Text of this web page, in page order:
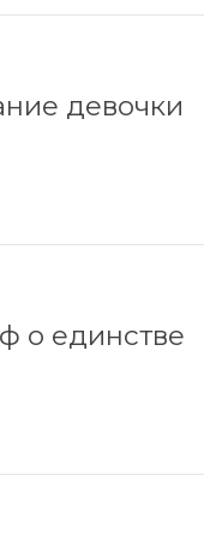
девочки
о единстве